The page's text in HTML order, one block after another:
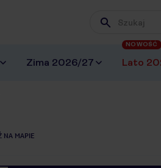
Wpisz frazę,
Zima 2026/27 Lato
NOWOŚĆ
NA MAPIE